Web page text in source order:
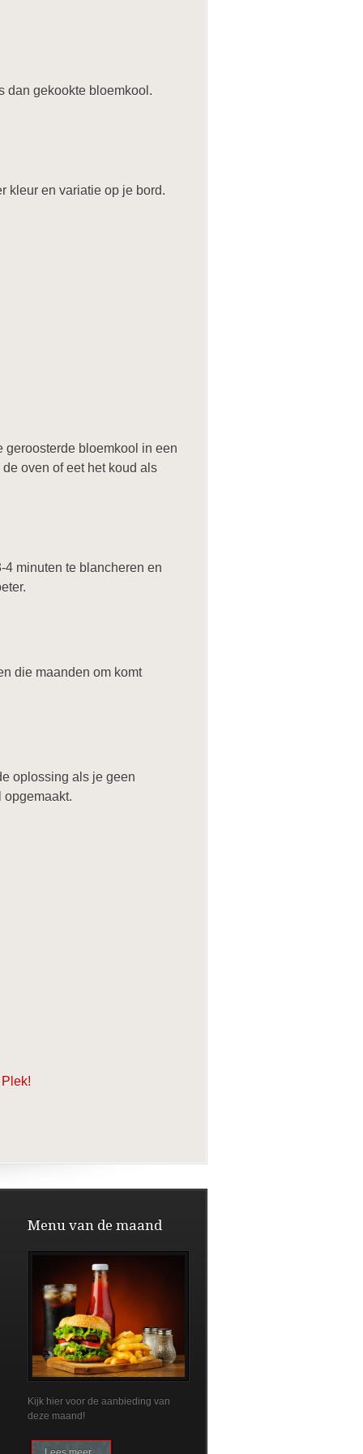
dan gekookte bloemkool.
kleur en variatie op je bord.
geroosterde bloemkool in een
oven of eet het koud als
minuten te blancheren en
die maanden om komt
oplossing als je geen
opgemaakt.
Menu van de maand
Kijk hier voor de aanbieding van
deze maand!